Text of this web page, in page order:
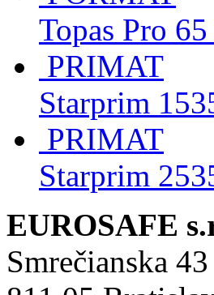
Topas Pro 65
PRIMAT
Starprim
PRIMAT
Starprim
EUROSAFE
Smrečianska 43